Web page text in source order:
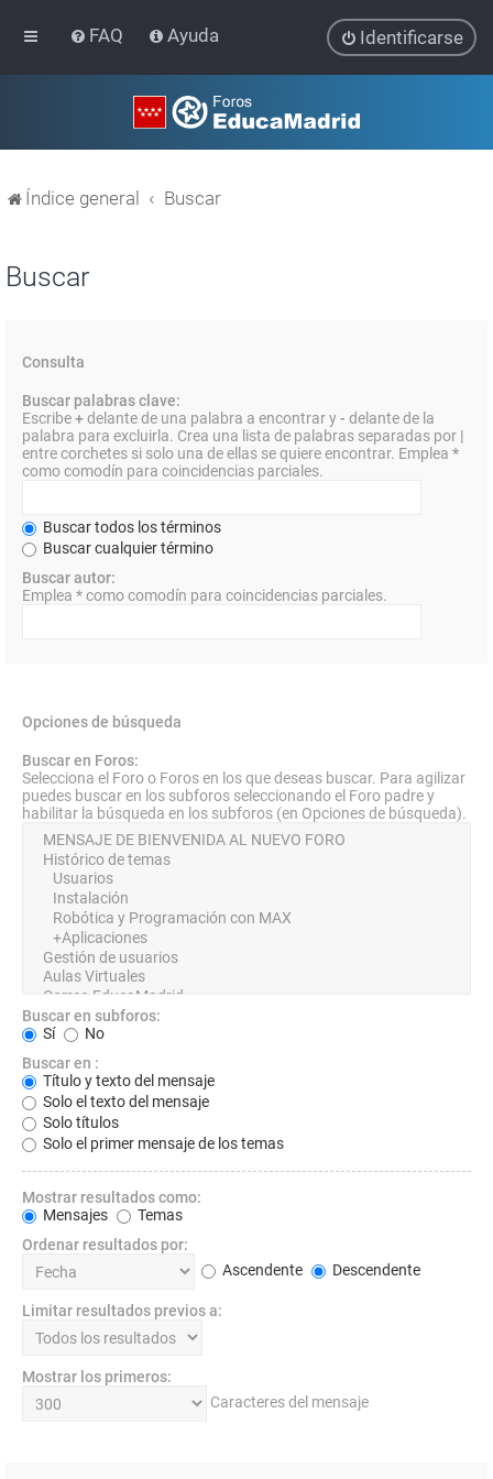
FAQ Ayuda Identificarse
Índice general Buscar
Buscar
Consulta
Buscar palabras clave:
Escribe+delante de una palabra a encontrar y- delante de la
palabra para excluirla. Crea una lista de palabras separadas por |
entre corchetes si solo una de ellas se quiere encontrar. Emplea *
como comodín para coincidencias parciales.
Buscar todos los términos
Buscar cualquier término
Buscar autor:
Emplea * como comodín para coincidencias parciales.
Opciones de búsqueda
Buscar en Foros:
Selecciona el Foro o Foros en los que deseas buscar. Para agilizar
puedes buscar en los subforos seleccionando el Foro padre y
habilitar la búsqueda en los subforos (en Opciones de búsqueda).
Buscar en subforos:
Sí
No
Buscar en :
Título y texto del mensaje
Solo el texto del mensaje
Solo títulos
Solo el primer mensaje de los temas
Mostrar resultados como:
Mensajes
Temas
Ordenar resultados por:
Ascendente
Descendente
Limitar resultados previos a:
Mostrar los primeros:
Caracteres del mensaje